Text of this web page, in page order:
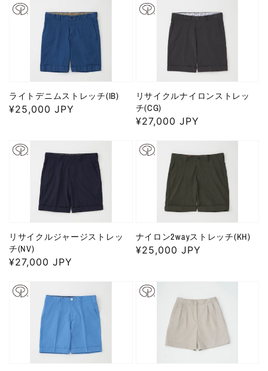
価
価
ライトデニムストレッチ(IB)
通
格
¥25,000 JPY
リサイクルナイロンストレッ
チ(CG)
通
価
¥27,000 JPY
リサイクルジャージストレッ
チ(NV)
通
価
¥27,000 JPY
ナイロン2wayストレッチ(KH)
通
格
¥25,000 JPY